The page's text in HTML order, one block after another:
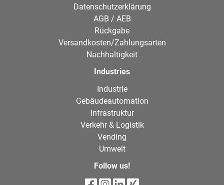
Datenschutzerklärung
AGB / AEB
Rückgabe
Versandkosten/Zahlungsarten
Nachhaltigkeit
Industries
Industrie
Gebäudeautomation
Infrastruktur
Verkehr & Logistik
Vending
Umwelt
Follow us!